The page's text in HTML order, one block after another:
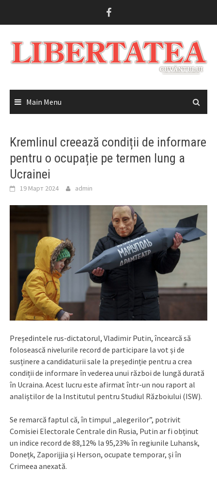
Main Menu
Kremlinul creează condiții de informare
pentru o ocupație pe termen lung a
Ucrainei
19 Март 2024 admin
Președintele rus-dictatorul, Vladimir Putin, încearcă să
folosească nivelurile record de participare la vot și de
susținere a candidaturii sale la președinție pentru a crea
condiții de informare în vederea unui război de lungă durată
în Ucraina. Acest lucru este afirmat într-un nou raport al
analiștilor de la Institutul pentru Studiul Războiului (ISW).
Se remarcă faptul că, în timpul „alegerilor”, potrivit
Comisiei Electorale Centrale din Rusia, Putin ar fi obținut
un indice record de 88,12% la 95,23% în regiunile Luhansk,
Donețk, Zaporijjia și Herson, ocupate temporar, și în
Crimeea anexată.